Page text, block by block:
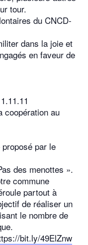
tour.
du CNCD-
dans la joie et
en faveur de
coopération au
par le
des menottes ».
commune
partout à
de réaliser un
le nombre de
bit.ly/49ElZnw